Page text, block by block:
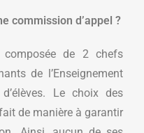
commission d’appel ?
composée de 2 chefs
de l’Enseignement
Le choix des
de manière à garantir